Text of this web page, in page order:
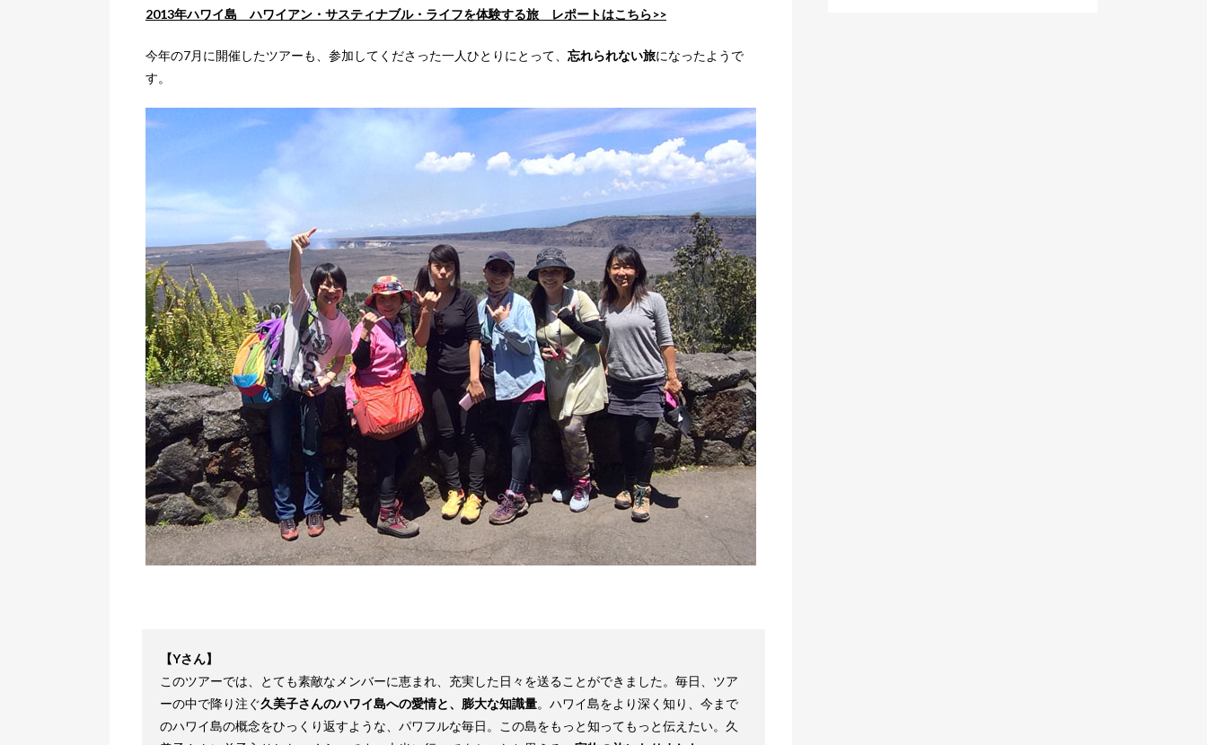
2013年ハワイ島 ハワイアン・サスティナブル・ライフを体験する旅 レポートはこちら>>
今年の7月に開催したツアーも、参加してくださった一人ひとりにとって、 忘れられない旅になったようで
す。
【Yさん】
このツアーでは、とても素敵なメンバーに恵まれ、充実した日々を送ることができました。毎日、ツア
ーの中で降り注ぐ久美子さんのハワイ島への愛情と、膨大な知識量。ハワイ島をより深く知り、今まで
のハワイ島の概念をひっくり返すような、パワフルな毎日。この島をもっと知ってもっと伝えたい。久